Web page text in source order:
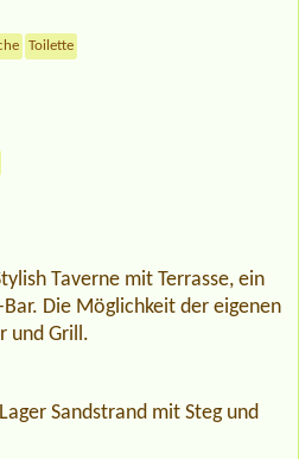
Toilette
Taverne mit Terrasse, ein
Die Möglichkeit der eigenen
und Grill.
Sandstrand mit Steg und